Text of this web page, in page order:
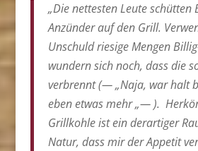
„Die nettesten Leute schütten
Anzünder auf den Grill.
Unschuld riesige Mengen
wundern sich noch, dass die
verbrennt (— „Naja, war halt
eben etwas mehr „— ).
Grillkohle ist ein derartiger
Natur, dass mir der Appetit